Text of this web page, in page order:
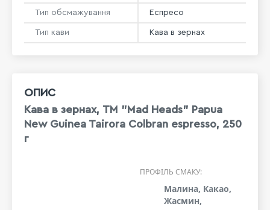
ОПИС
Кава в зернах, ТМ "Mad Heads" Papua
New Guinea Tairora Colbran espresso, 250
г
ПРОФІЛЬ СМАКУ:
Малина, Какао,
Жасмин,
Тип обсмажування Еспресо
Тип кави Кава в зернах